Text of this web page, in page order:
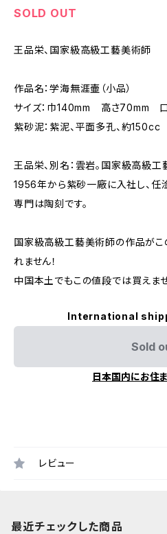
SOLD OUT
王品栄、国家級高級工藝美術師
作品名：学海無涯壷（小品）
サイズ：巾140mm 高さ70mm 口
紫砂泥：紫泥、平面多孔、約150cc
王品栄、別名：雲岩。国家級高級工
1956年から紫砂一廠に入社し、任
専門は陶刻です。
国家級高級工藝美術師の作品がこ
れません！
中国本土でもこの値段では買えませ
International
Sold
日本国内にお住
レビュー
最近チェックした商品